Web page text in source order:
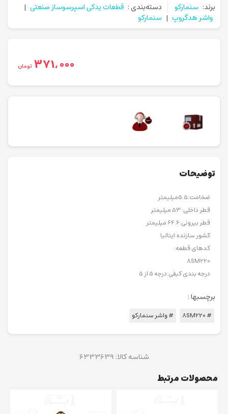
برند: سنمارکو دسته‌بندی : قطعات یدکی اسپرسوساز صنعتی |
واشر هدگروپ | سنمارکو
371,000 تومان
توضیحات
ضخامت:5.5میلیمتر
قطر داخلی: 53 میلیمتر
قطر بیرونی:64.6 میلیمتر
کشور سازنده:ایتالیا
کدهای قطعه:
8SM220
درجه بندی کیفی:درجه 5 از 5
برچسبها :
# 8SM220 # واشر سنمارکو
شناسه کالا: 6333639
محصولات مرتبط